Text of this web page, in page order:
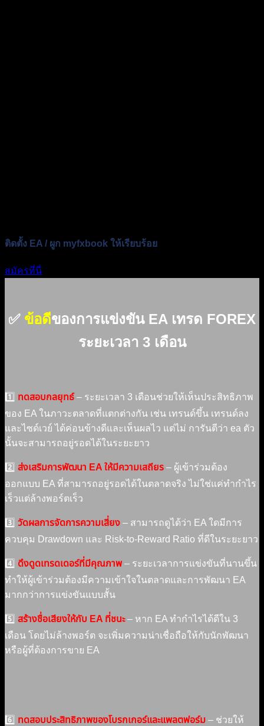
ติดตั้ง EA / ผูก myfxbook ให้เรียบร้อย
สมัครที่นี่
✅ ข้อดีของการแข่งขัน EA เทรด FOREX
ระยะเวลา 3 เดือน
1️⃣ ทดสอบกลยุทธ์– ระยะเวลา 3 เดือนช่วยให้เห็นประสิทธิภาพ
ของ EA ในภาวะตลาดที่แตกต่างกัน เช่น เทรนด์ขึ้น เทรนด์ลง
และไซด์เวย์ ได้ค่อนข้างดีและเห็นผลไว แต่ไม่ การันตีว่า ea ตัว
นั้นจะสามารถอยู่รอดได้ในระยะยาว
2️⃣ ส่งเสริมการพัฒนา EA ให้มีความเสถียร – ผู้เข้าร่วมต้อง
ออกแบบ EA ที่สามารถอยู่รอดได้ในตลาดจริง ไม่ใช่แค่ทำกำไร
เร็วแต่ล้างพอร์ตเร็ว
3️⃣ วัดผลการจัดการความเสี่ยง – สามารถดูได้ว่า EA ใดมีการ
ควบคุม Drawdown และ Risk-to-Reward Ratio ที่ดีในระยะยาว
4️⃣ ดึงดูดเทรดเดอร์ที่มีคุณภาพ – ระยะเวลาการแข่งขันที่นานขึ้น
ทำให้ผู้เข้าร่วมต้องมีความเข้าใจในตลาดและการพัฒนา EA
มากกว่าการแข่งขันแบบสั้น
5️⃣ สร้างชื่อเสียงให้กับ EA ที่ชนะ– หาก EA ทำกำไรได้ดีใน 3
เดือน โดยไม่ล้างพอร์ต จะเพิ่มความน่าเชื่อถือให้กับนักพัฒนา
หรือผู้ที่ต้องการขาย EA
6️⃣ ทดสอบประสิทธิภาพของโบรกเกอร์และแพลตฟอร์ม – ช่วยให้